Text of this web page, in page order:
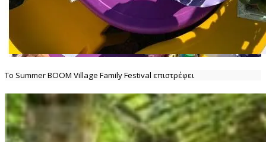
Το Summer BOOM Village Family Festival επιστρέφει